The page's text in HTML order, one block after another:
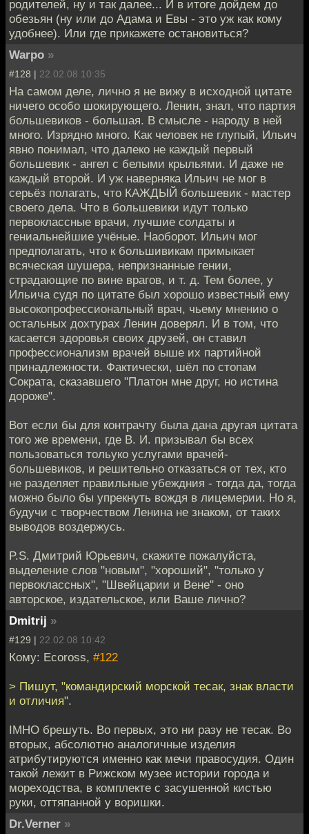
родителей, ну и так далее... И в итоге дойдем до
обезьян (ну или до Адама и Евы - это уж как кому
удобнее). Или где прикажете остановиться?
Warpo »
#128 | 22.02.08 10:35
На самом деле, лично я не вижу в исходной цитате
ничего особо шокирующего. Ленин, знал, что партия
большевиков - большая. В смысле - народу в ней
много. Изрядно много. Как человек не глупый, Ильич
явно понимал, что далеко не каждый первый
большевик - ангел с белыми крыльями. И даже не
каждый второй. И уж наверняка Ильич не мог в
серьёз полагать, что КАЖДЫЙ большевик - мастер
своего дела. Что в большевики идут только
первоклассные врачи, лучшие солдаты и
гениальнейшие учёные. Наоборот. Ильич мог
предполагать, что к большивикам примыкает
всяческая шушера, непризнанные гении,
страдающие по вине врагов, и т. д. Тем более, у
Ильича судя по цитате был хорошо известный ему
высокопрофессиональный врач, чьему мнению о
остальных дохтурах Ленин доверял. И в том, что
касается здоровья своих друзей, он ставил
профессионализм врачей выше их партийной
принадлежности. Фактически, шёл по стопам
Сократа, сказавшего "Платон мне друг, но истина
дороже".
Вот если бы для контрачту была дана другая цитата
того же времени, где В. И. призывал бы всех
пользоваться тольуко услугами врачей-
большевиков, и решительно отказаться от тех, кто
не разделяет правильные убеждния - тогда да, тогда
можно было бы упрекнуть вождя в лицемерии. Но я,
будучи с творчеством Ленина не знаком, от таких
выводов воздержусь.
P.S. Дмитрий Юрьевич, скажите пожалуйста,
выделение слов "новым", "хороший", "только у
первоклассных", "Швейцарии и Вене" - оно
авторское, издательское, или Ваше лично?
Dmitrij »
#129 | 22.02.08 10:42
Кому: Ecoross, #122
> Пишут, "командирский морской тесак, знак власти
и отличия".
IMHO брешуть. Во первых, это ни разу не тесак. Во
вторых, абсолютно аналогичные изделия
атрибутируются именно как мечи правосудия. Один
такой лежит в Рижском музее истории города и
мореходства, в комплекте с засушенной кистью
руки, оттяпанной у воришки.
Dr.Verner »